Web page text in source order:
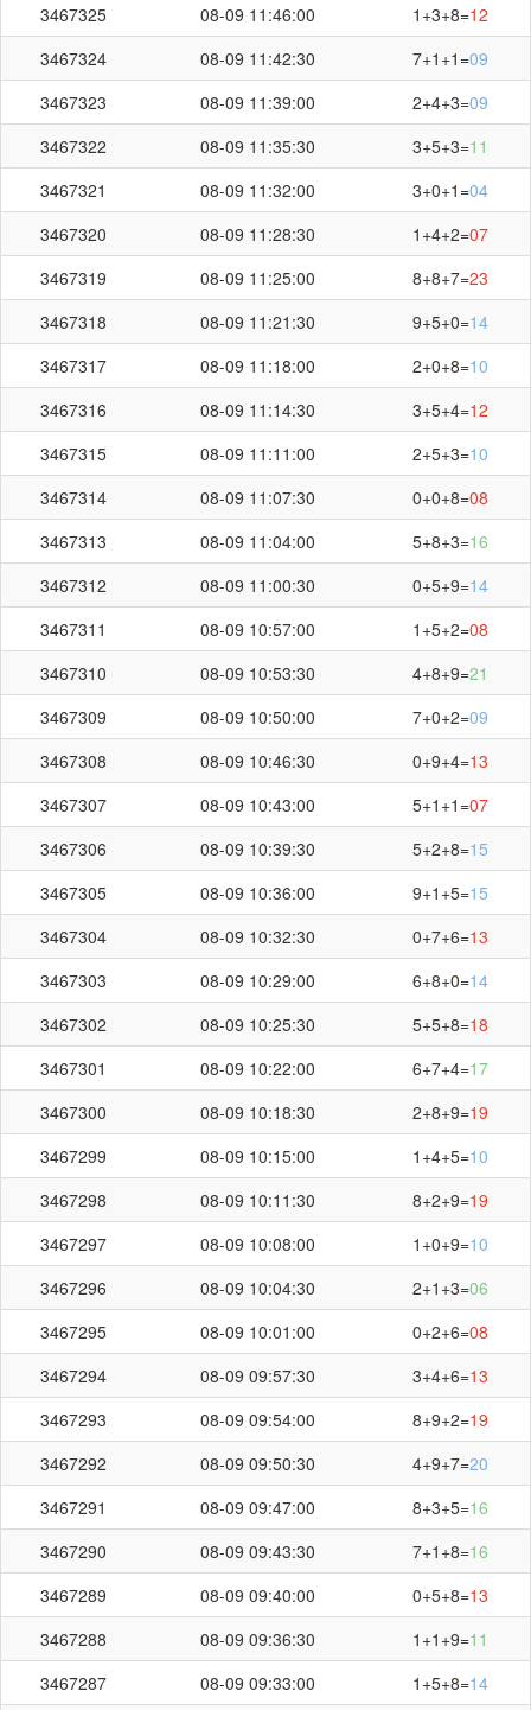
3467325 08-09 11:46:00 1+3+8=12
3467324
08-09 11:42:30 7+1+1=09
3467323
08-09 11:39:00 2+4+3=09
3467322
08-09 11:35:30 3+5+3=11
3467321
08-09 11:32:00 3+0+1=04
3467320
08-09 11:28:30 1+4+2=07
3467319
08-09 11:25:00 8+8+7=23
3467318
08-09 11:21:30 9+5+0=14
3467317
08-09 11:18:00 2+0+8=10
3467316
08-09 11:14:30 3+5+4=12
3467315
08-09 11:11:00 2+5+3=10
3467314
08-09 11:07:30 0+0+8=08
3467313
08-09 11:04:00 5+8+3=16
3467312
08-09 11:00:30 0+5+9=14
3467311
08-09 10:57:00 1+5+2=08
3467310
08-09 10:53:30 4+8+9=21
3467309
08-09 10:50:00 7+0+2=09
3467308
08-09 10:46:30 0+9+4=13
3467307
08-09 10:43:00 5+1+1=07
3467306
08-09 10:39:30 5+2+8=15
3467305
08-09 10:36:00 9+1+5=15
3467304
08-09 10:32:30 0+7+6=13
3467303
08-09 10:29:00 6+8+0=14
3467302
08-09 10:25:30 5+5+8=18
3467301
08-09 10:22:00 6+7+4=17
3467300
08-09 10:18:30 2+8+9=19
3467299
08-09 10:15:00 1+4+5=10
3467298
08-09 10:11:30 8+2+9=19
3467297
08-09 10:08:00 1+0+9=10
3467296
08-09 10:04:30 2+1+3=06
3467295
08-09 10:01:00 0+2+6=08
3467294
08-09 09:57:30 3+4+6=13
3467293
08-09 09:54:00 8+9+2=19
3467292
08-09 09:50:30 4+9+7=20
3467291
08-09 09:47:00 8+3+5=16
3467290
08-09 09:43:30 7+1+8=16
3467289
08-09 09:40:00 0+5+8=13
3467288
08-09 09:36:30 1+1+9=11
3467287
08-09 09:33:00 1+5+8=14
4 + 9 + 6 =19
截止第 期开奖：02:43秒 刷新